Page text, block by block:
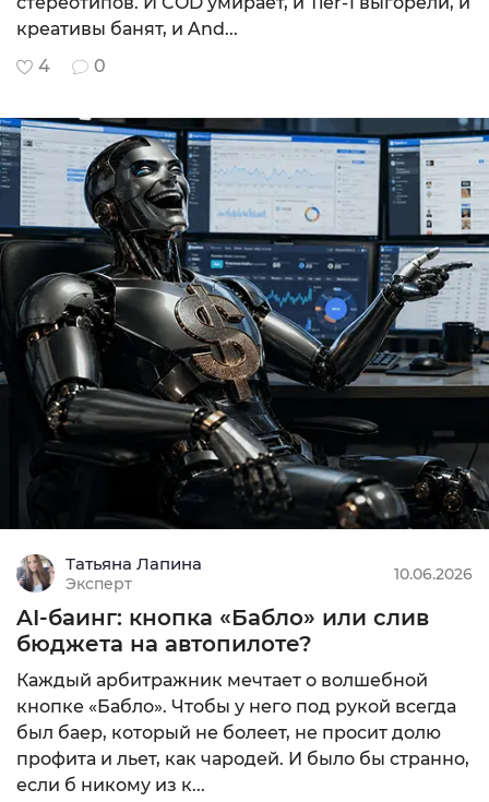
MIN: $20
10
Подробнее
CPL, СPI, SO
MIN: $100
9.68
Подробнее
креативы банят, и And...
4
0
Татьяна Лапина
Эксперт
10.06.2026
AI-баинг: кнопка «Бабло» или слив
бюджета на автопилоте?
Каждый арбитражник мечтает о волшебной
кнопке «Бабло». Чтобы у него под рукой всегда
был баер, который не болеет, не просит долю
профита и льет, как чародей. И было бы странно,
если б никому из к...